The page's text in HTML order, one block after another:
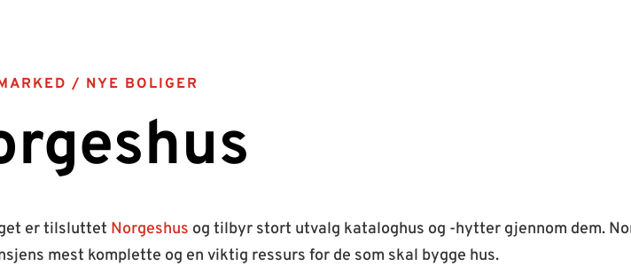
/ NYE BOLIGER
er tilsluttet Norgeshus og tilbyr stort utvalg kataloghus og -hytter gjennom dem.
mest komplette og en viktig ressurs for de som skal bygge hus.